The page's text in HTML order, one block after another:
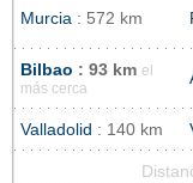
Murcia : 572 km
Bilbao : 93 km el
más cerca
Valladolid : 140 km